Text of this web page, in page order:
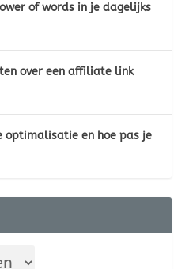
of words in je dagelijks
over een affiliate link
optimalisatie en hoe pas je